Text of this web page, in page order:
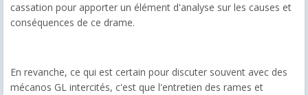
cassation pour apporter un élément d'analyse sur les causes et
conséquences de ce drame.
En revanche, ce qui est certain pour discuter souvent avec des
mécanos GL intercités, c'est que l'entretien des rames et